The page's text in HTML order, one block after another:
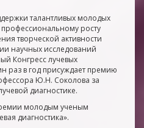
талантливых молодых
профессиональному росту
творческой активности
научных исследований
Конгресс лучевых
раз в год присуждает премию
Ю.Н. Соколова за
диагностике.
молодым ученым
диагностика».